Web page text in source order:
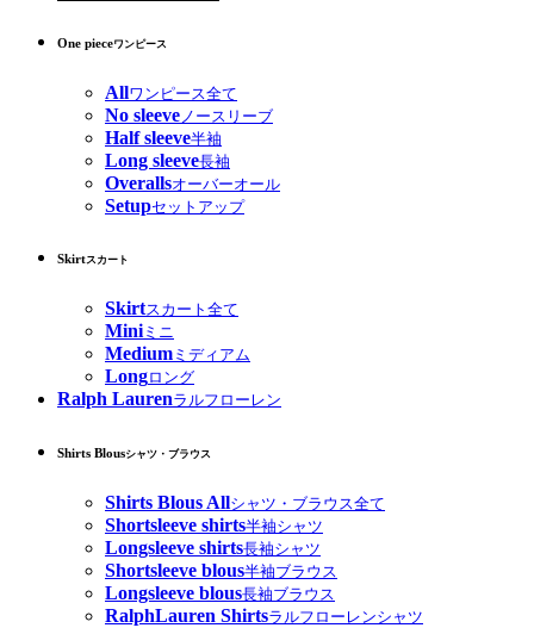
One pieceワンピース
Allワンピース全て
No sleeve ノースリーブ
Half sleeve半袖
Long sleeve長袖
Overallsオーバーオール
Setupセットアップ
Skirtスカート
Skirtスカート全て
Miniミニ
Medium ミディアム
Longロング
Ralph Laurenラルフローレン
Shirts Blousシャツ・ブラウス
Shirts Blous Allシャツ・ブラウス全て
Shortsleeve shirts半袖シャツ
Longsleeve shirts長袖シャツ
Shortsleeve blous半袖ブラウス
Longsleeve blous長袖ブラウス
RalphLauren Shirtsラルフローレンシャツ